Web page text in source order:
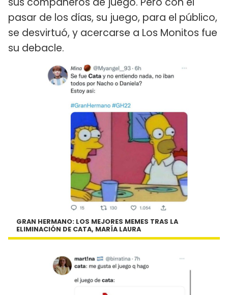
pasar de los días, su juego, para el público,
se desvirtuó, y acercarse a Los Monitos fue
su debacle.
GRAN HERMANO: LOS MEJORES MEMES TRAS LA
ELIMINACIÓN DE CATA, MARÍA LAURA